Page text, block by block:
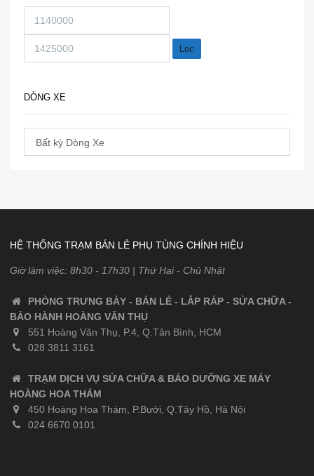
Lọc
DÒNG XE
HỆ THỐNG TRẠM BÁN LẺ PHỤ TÙNG CHÍNH HIỆU
Giờ làm việc: 8h30 - 17h30 | Thứ Hai - Chủ Nhật
PHÒNG TRƯNG BÀY - BÁN LẺ - LẮP RÁP - SỬA CHỮA -
BẢO HÀNH HOÀNG VĂN THỤ
551 Hoàng Văn Thụ, P.4, Q.Tân Bình, HCM
028 3811 3161
TRẠM DỊCH VỤ SỬA CHỮA & BẢO DƯỠNG XE MÁY
HOÀNG HOA THÁM
450 Hoàng Hoa Thám, P.Bưởi, Q.Tây Hồ, Hà Nội
024 6670 0101